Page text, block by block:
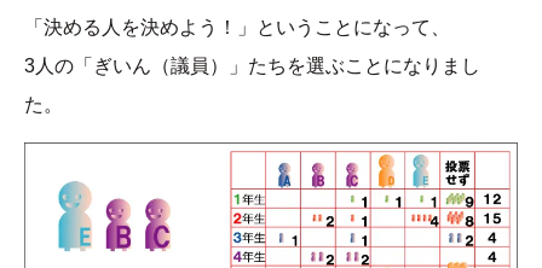
「決める人を決めよう！」ということになって、
3人の「ぎいん（議員）」たちを選ぶことになりまし
た。